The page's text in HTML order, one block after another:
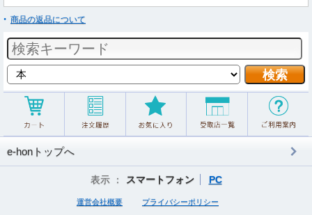
商品の返品について
e-honトップへ
表示 ： スマートフォン PC
運営会社概要 プライバシーポリシー